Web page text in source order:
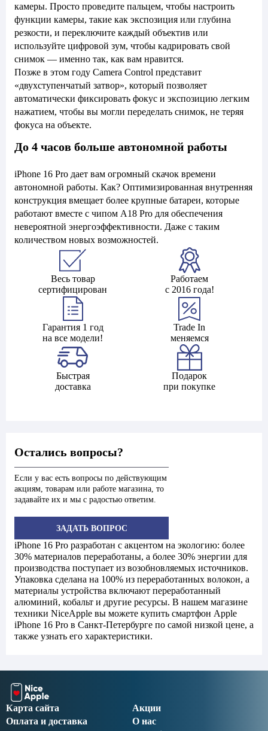
камеры. Просто проведите пальцем, чтобы настроить
функции камеры, такие как экспозиция или глубина
резкости, и переключите каждый объектив или
используйте цифровой зум, чтобы кадрировать свой
снимок — именно так, как вам нравится.
Позже в этом году Camera Control представит
«двухступенчатый затвор», который позволяет
автоматически фиксировать фокус и экспозицию легким
нажатием, чтобы вы могли переделать снимок, не теряя
фокуса на объекте.
До 4 часов больше автономной работы
iPhone 16 Pro дает вам огромный скачок времени
автономной работы. Как? Оптимизированная внутренняя
конструкция вмещает более крупные батареи, которые
работают вместе с чипом A18 Pro для обеспечения
невероятной энергоэффективности. Даже с таким
количеством новых возможностей.
Весь товар
сертифицирован
Работаем
с 2016 года!
Гарантия 1 год
на все модели!
Trade In
меняемся
Быстрая
доставка
Подарок
при покупке
Остались вопросы?
Если у вас есть вопросы по действующим
акциям, товарам или работе магазина, то
задавайте их и мы с радостью ответим.
ЗАДАТЬ ВОПРОС
iPhone 16 Pro разработан с акцентом на экологию: более
30% материалов переработаны, а более 30% энергии для
производства поступает из возобновляемых источников.
Упаковка сделана на 100% из переработанных волокон, а
материалы устройства включают переработанный
алюминий, кобальт и другие ресурсы. В нашем магазине
техники NiceApple вы можете купить смартфон Apple
iPhone 16 Pro в Санкт-Петербурге по самой низкой цене, а
также узнать его характеристики.
Акции
О нас
Оплата и доставка
Карта сайта